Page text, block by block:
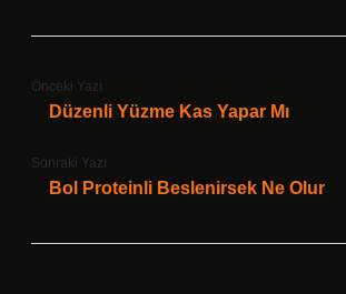
Önceki Yazı
Düzenli Yüzme Kas Yapar Mı
Sonraki Yazı
Bol Proteinli Beslenirsek Ne Olur